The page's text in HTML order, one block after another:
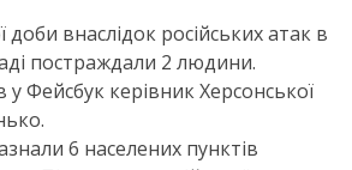
внаслідок російських атак в
постраждали 2 людини.
Фейсбук керівник Херсонської
6 населених пунктів